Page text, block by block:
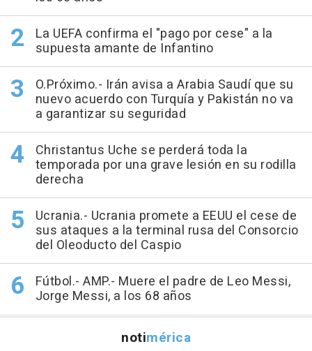
La UEFA confirma el "pago por cese" a la
supuesta amante de Infantino
O.Próximo.- Irán avisa a Arabia Saudí que su
nuevo acuerdo con Turquía y Pakistán no va
a garantizar su seguridad
Christantus Uche se perderá toda la
temporada por una grave lesión en su rodilla
derecha
Ucrania.- Ucrania promete a EEUU el cese de
sus ataques a la terminal rusa del Consorcio
del Oleoducto del Caspio
Fútbol.- AMP.- Muere el padre de Leo Messi,
Jorge Messi, a los 68 años
notimérica